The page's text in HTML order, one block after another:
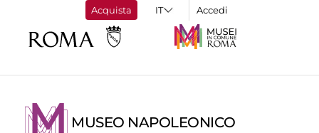
Acquista Accedi
MUSEO NAPOLEONICO